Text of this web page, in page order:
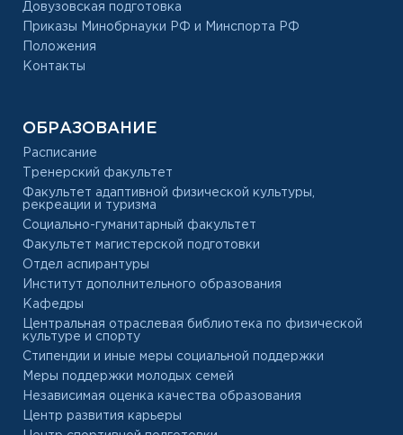
Довузовская подготовка
Приказы Минобрнауки РФ и Минспорта РФ
Положения
Контакты
ОБРАЗОВАНИЕ
Расписание
Тренерский факультет
Факультет адаптивной физической культуры,
рекреации и туризма
Социально-гуманитарный факультет
Факультет магистерской подготовки
Отдел аспирантуры
Институт дополнительного образования
Кафедры
Центральная отраслевая библиотека по физической
культуре и спорту
Стипендии и иные меры социальной поддержки
Меры поддержки молодых семей
Независимая оценка качества образования
Центр развития карьеры